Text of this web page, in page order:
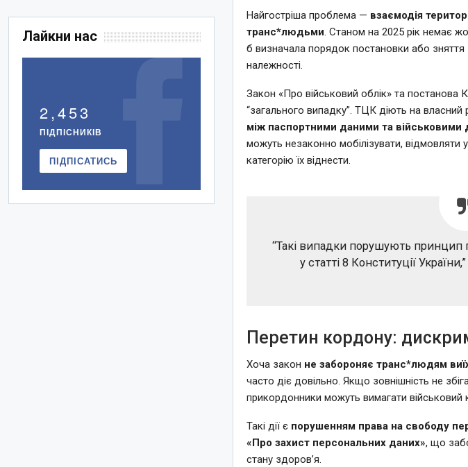
Найгостріша проблема — взаємодія
транс*людьми. Станом на 2025 рік немає
б визначала порядок постановки або зняття
належності.
Закон «Про військовий облік» та
“загального випадку”. ТЦК діють на
між паспортними даними та військовими
можуть незаконно мобілізувати,
категорію їх віднести.
“Такі випадки порушують принцип
у статті 8 Конституції
Перетин кордону:
Хоча закон не забороняє транс*людям
часто діє довільно. Якщо зовнішність не
прикордонники можуть вимагати військовий
Такі дії є порушенням права на свободу
«Про захист персональних даних», що
стану здоров’я.
Лайкни нас
2,453
ПІДПІСНИКІВ
ПІДПІСАТИСЬ